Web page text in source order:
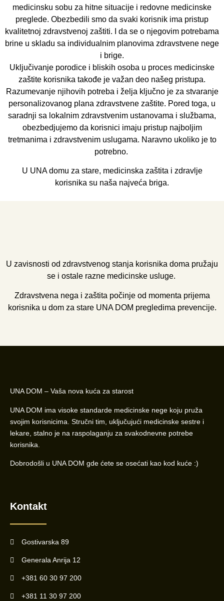
medicinsku sobu za hitne situacije i redovne medicinske
preglede. Obezbedili smo da svaki korisnik ima pristup
kvalitetnoj zdravstvenoj zaštiti. I da se o njegovim potrebama
brine u skladu sa individualnim planovima zdravstvene nege
i brige.
Uključivanje porodice i bliskih osoba u proces medicinske
zaštite korisnika takođe je važan deo našeg pristupa.
Razumevanje njihovih potreba i želja ključno je za stvaranje
personalizovanog plana zdravstvene zaštite. Pored toga, u
saradnji sa lokalnim zdravstvenim ustanovama i službama,
obezbedjujemo da korisnici imaju pristup najboljim
tretmanima i zdravstvenim uslugama. Naravno ukoliko je to
potrebno.
U UNA domu za stare, medicinska zaštita i zdravlje
korisnika su naša najveća briga.
U zavisnosti od zdravstvenog stanja korisnika doma pružaju
se i ostale razne medicinske usluge.
Zdravstvena nega i zaštita počinje od momenta prijema
korisnika u dom za stare UNA DOM pregledima prevencije.
UNA DOM – Vaša nova kuća za starost
UNA DOM ima visoke standarde medicinske nege koju pruža
svojim korisnicima. Stručni tim, uključujući medicinske sestre i
lekare, stalno je na raspolaganju za svakodnevne potrebe
korisnika.
Dobrodošli u UNA DOM gde ćete se osećati kao kod kuće :)
Kontakt
Gostivarska 89
Generala Anrija 12
+381 60 30 97 200
+381 11 30 97 200